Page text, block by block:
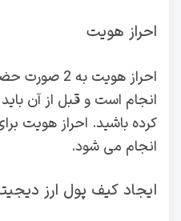
احراز هویت
احراز هویت
انجام است و قبل از آن
کرده باشید. احراز هویت
انجام می شود.
ایجاد کیف پول ارز